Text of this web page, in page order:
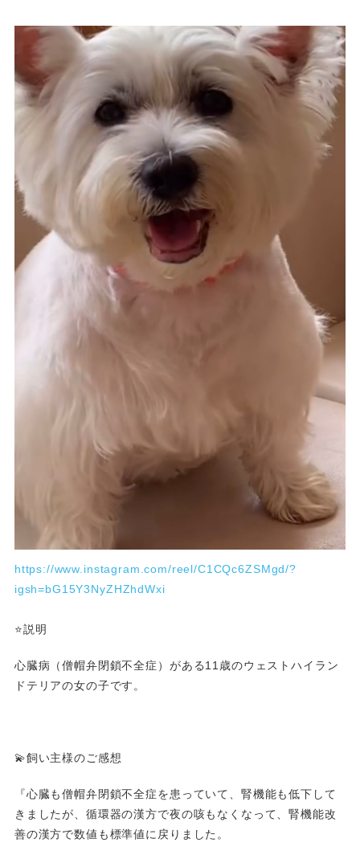
https://www.instagram.com/reel/C1CQc6ZSMgd/?
igsh=bG15Y3NyZHZhdWxi
⭐️説明
心臓病（僧帽弁閉鎖不全症）がある11歳のウェストハイラン
ドテリアの女の子です。
💫飼い主様のご感想
『心臓も僧帽弁閉鎖不全症を患っていて、腎機能も低下して
きましたが、循環器の漢方で夜の咳もなくなって、腎機能改
善の漢方で数値も標準値に戻りました。